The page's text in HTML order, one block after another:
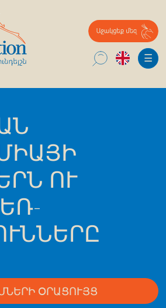
English ☰
ՈՒ
ՕՐԱՑՈՒՅՑ